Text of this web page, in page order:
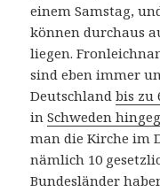
einem Samstag,
können durchaus
liegen.
sind eben immer
Deutschlandbis zu
inSchweden
man die Kirche im
nämlich 10
Bundesländer